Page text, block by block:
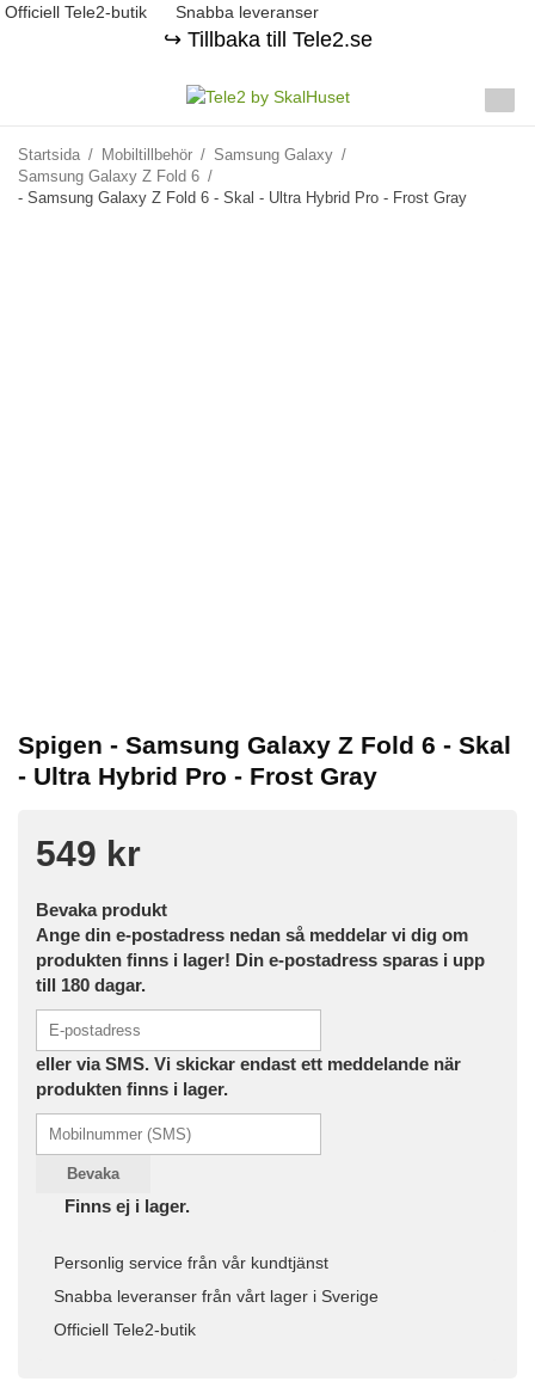
Officiell Tele2-butik Snabba leveranser
↪️ Tillbaka till Tele2.se
Startsida / Mobiltillbehör / Samsung Galaxy /
Samsung Galaxy Z Fold 6 /
- Samsung Galaxy Z Fold 6 - Skal - Ultra Hybrid Pro - Frost Gray
Spigen - Samsung Galaxy Z Fold 6 - Skal
- Ultra Hybrid Pro - Frost Gray
549 kr
Bevaka produkt
Ange din e-postadress nedan så meddelar vi dig om
produkten finns i lager! Din e-postadress sparas i upp
till 180 dagar.
eller via SMS. Vi skickar endast ett meddelande när
produkten finns i lager.
Bevaka
Finns ej i lager.
Personlig service från vår kundtjänst
Snabba leveranser från vårt lager i Sverige
Officiell Tele2-butik